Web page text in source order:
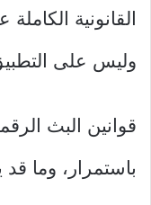
القانونية
وليس على
قوانين البث
باستمرار، وما قد